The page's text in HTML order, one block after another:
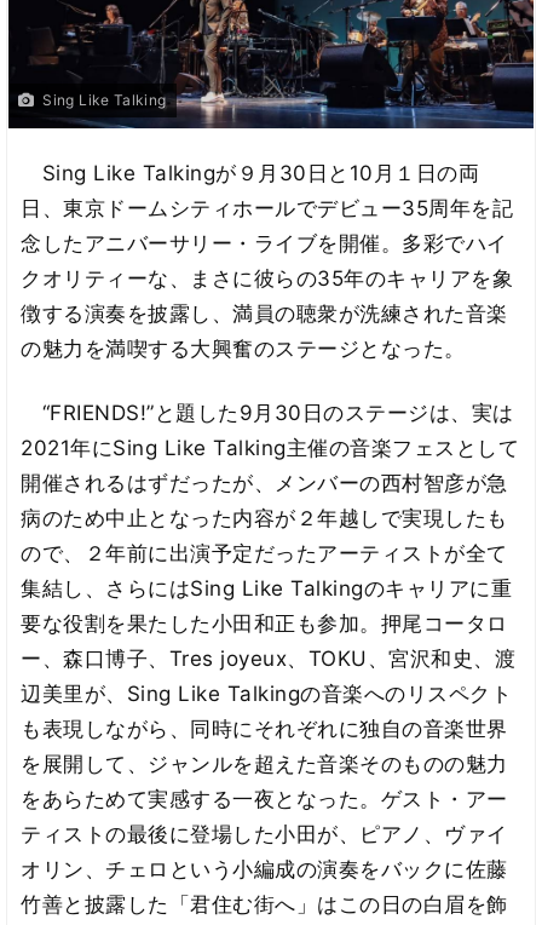
Sing Like Talking
Sing Like Talkingが９月30日と10月１日の両
日、東京ドームシティホールでデビュー35周年を記
念したアニバーサリー・ライブを開催。多彩でハイ
クオリティーな、まさに彼らの35年のキャリアを象
徴する演奏を披露し、満員の聴衆が洗練された音楽
の魅力を満喫する大興奮のステージとなった。
“FRIENDS!”と題した9月30日のステージは、実は
2021年にSing Like Talking主催の音楽フェスとして
開催されるはずだったが、メンバーの西村智彦が急
病のため中止となった内容が２年越しで実現したも
ので、２年前に出演予定だったアーティストが全て
集結し、さらにはSing Like Talkingのキャリアに重
要な役割を果たした小田和正も参加。押尾コータロ
ー、森口博子、Tres joyeux、TOKU、宮沢和史、渡
辺美里が、Sing Like Talkingの音楽へのリスペクト
も表現しながら、同時にそれぞれに独自の音楽世界
を展開して、ジャンルを超えた音楽そのものの魅力
をあらためて実感する一夜となった。ゲスト・アー
ティストの最後に登場した小田が、ピアノ、ヴァイ
オリン、チェロという小編成の演奏をバックに佐藤
竹善と披露した「君住む街へ」はこの日の白眉を飾